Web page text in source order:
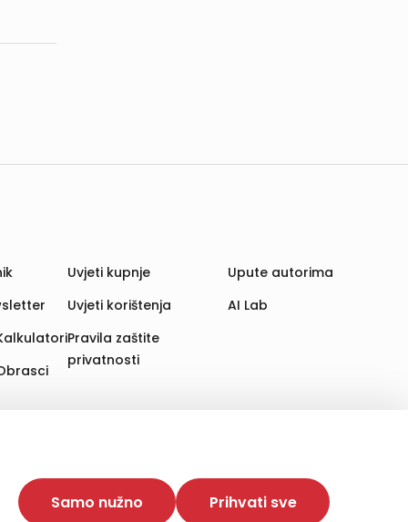
web stranica i uređaja u tu svrhu. Naši partneri
Opcija „Prihvati sve“ omogućuje postavljanje i
Samo nužno Prihvati sve
Uvjeti kupnje
Uvjeti korištenja
Pravila zaštite
privatnosti
Upute autorima
AI Lab